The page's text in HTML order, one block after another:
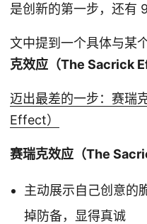
是创新的第一步，还有
文中提到一个具体与某
克效应（The Sacrick
迈出最差的一步：赛瑞
Effect）
赛瑞克效应（The
主动展示自己创意的
掉防备，显得真诚